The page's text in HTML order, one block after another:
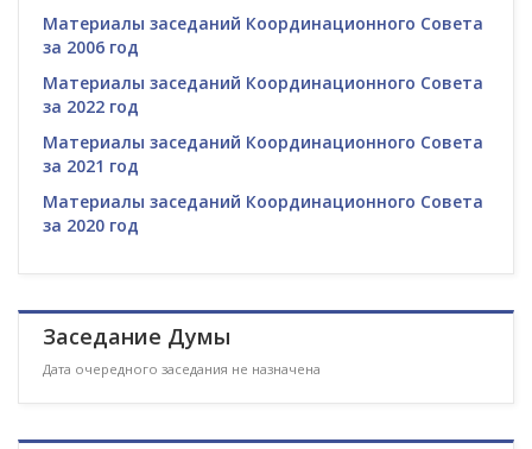
Материалы заседаний Координационного Совета
за 2006 год
Материалы заседаний Координационного Совета
за 2022 год
Материалы заседаний Координационного Совета
за 2021 год
Материалы заседаний Координационного Совета
за 2020 год
Заседание Думы
Дата очередного заседания не назначена